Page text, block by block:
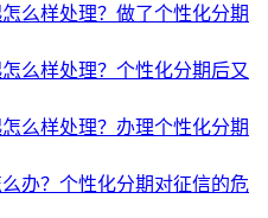
么样处理？做了个性化分期
么样处理？个性化分期后又
么样处理？办理个性化分期
办？个性化分期对征信的危